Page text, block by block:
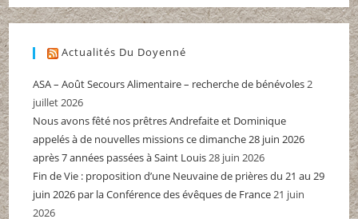
Actualités Du Doyenné
ASA – Août Secours Alimentaire – recherche de bénévoles 2
juillet 2026
Nous avons fêté nos prêtres Andrefaite et Dominique
appelés à de nouvelles missions ce dimanche 28 juin 2026
après 7 années passées à Saint Louis 28 juin 2026
Fin de Vie : proposition d’une Neuvaine de prières du 21 au 29
juin 2026 par la Conférence des évêques de France 21 juin
2026